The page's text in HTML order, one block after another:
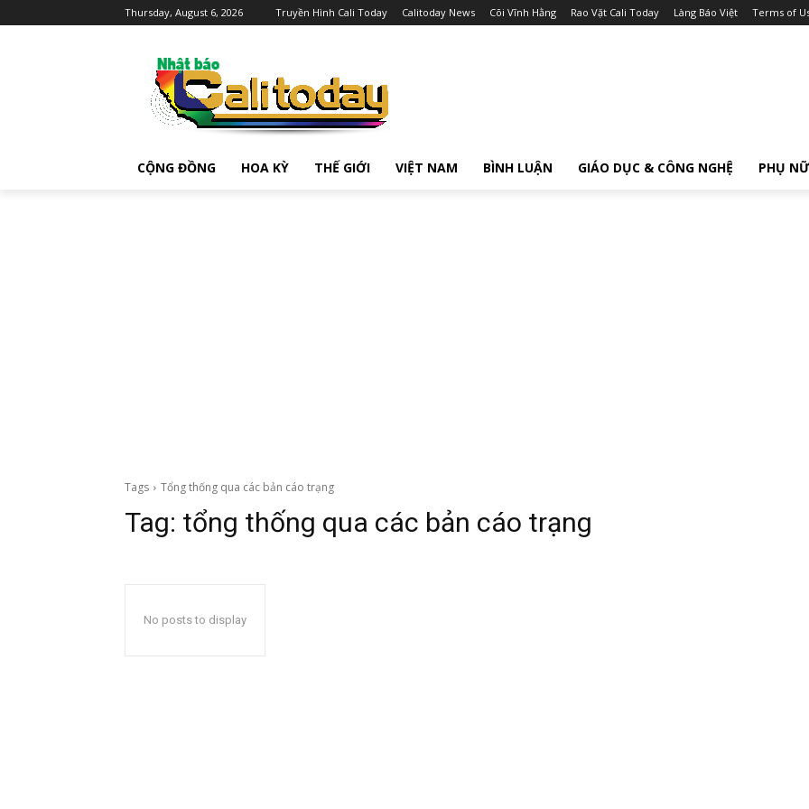
Thursday, August 6, 2026 Truyền Hình Cali Today Calitoday News Cõi Vĩnh Hằng Rao Vặt Cali Today Làng Báo Việt Terms of
CỘNG ĐỒNG HOA KỲ THẾ GIỚI VIỆT NAM BÌNH LUẬN GIÁO DỤC & CÔNG NGHỆ PHỤ NỮ
Tags Tổng thống qua các bản cáo trạng
Tag: tổng thống qua các bản cáo trạng
No posts to display